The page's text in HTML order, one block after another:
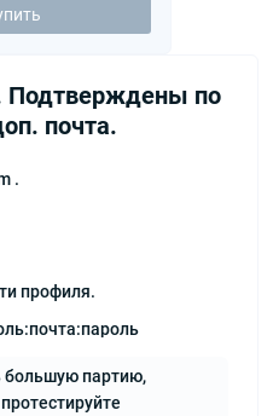
Подтверждены по
почта.
.
профиля.
партию,